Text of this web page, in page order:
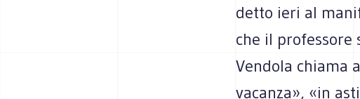
detto ieri al
che il professore
Vendola chiama
vacanza», «in